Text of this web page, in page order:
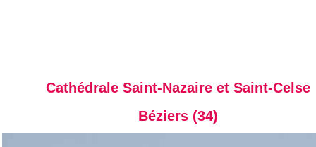
Cathédrale Saint-Nazaire et Saint-Celse
Béziers (34)